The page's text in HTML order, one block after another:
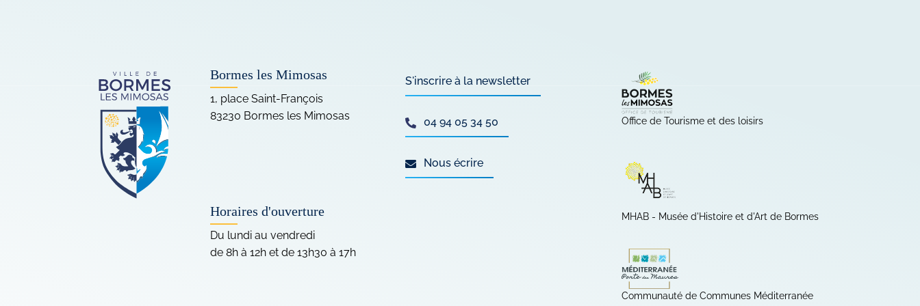
Bormes les Mimosas
1, place Saint-François
83230 Bormes les Mimosas
S'inscrire à la newsletter
04 94 05 34 50
Nous écrire
Horaires d'ouverture
Du lundi au vendredi
de 8h à 12h et de 13h30 à 17h
Sites internet
Office de Tourisme et des loisirs
MHAB - Musée d'Histoire et d'Art de Bormes
(ouverture dans un nouvel onglet)
Communauté de Communes Méditerranée